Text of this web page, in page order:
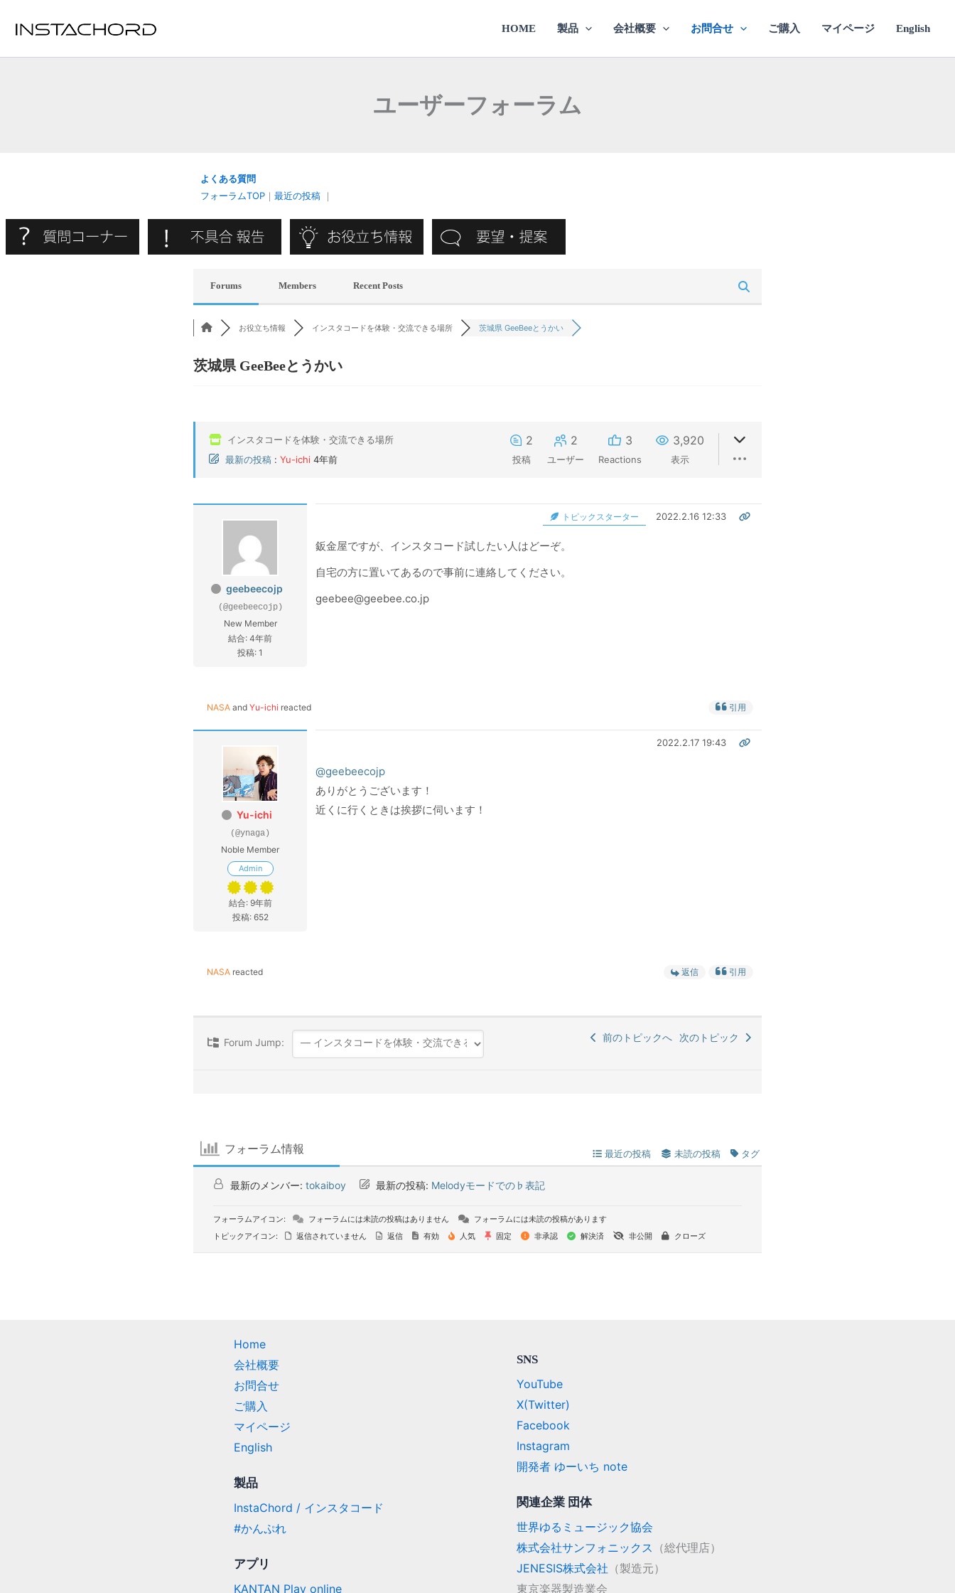
HOME 製品 会社概要 お問合せ ご購入 マイページ English
ユーザーフォーラム
よくある質問
フォーラムTOP ｜ 最近の投稿 ｜
Forums Members Recent Posts
お役立ち情報 インスタコードを体験・交流できる場所 茨城県 GeeBeeとうかい
茨城県 GeeBeeとうかい
インスタコードを体験・交流できる場所
最新の投稿 : Yu-ichi 4年前
2
投稿
2
ユーザー
3
Reactions
3,920
表示
geebeecojp
(@geebeecojp)
New Member
結合: 4年前
投稿: 1
トピックスターター 2022.2.16 12:33
鈑金屋ですが、インスタコード試したい人はどーぞ。
自宅の方に置いてあるので事前に連絡してください。
geebee@geebee.co.jp
NASA and Yu-ichi reacted 引用
Yu-ichi
(@ynaga)
Noble Member
Admin
結合: 9年前
投稿: 652
2022.2.17 19:43
@geebeecojp
ありがとうございます！
近くに行くときは挨拶に伺います！
NASA reacted 返信 引用
Forum Jump: 前のトピックへ 次のトピック
フォーラム情報 最近の投稿 未読の投稿 タグ
最新のメンバー: tokaiboy 最新の投稿: Melodyモードでの♭表記
フォーラムアイコン: フォーラムには未読の投稿はありません
フォーラムには未読の投稿があります
トピックアイコン:
返信されていません 返信 有効 人気 固定 非承認 解決済 非公開 クローズ
Home
会社概要
お問合せ
ご購入
マイページ
English
製品
InstaChord / インスタコード
#かんぷれ
アプリ
KANTAN Play online
SNS
YouTube
X(Twitter)
Facebook
Instagram
開発者 ゆーいち note
関連企業 団体
世界ゆるミュージック協会
株式会社サンフォニックス （総代理店）
JENESIS株式会社 （製造元）
東京楽器製造業会